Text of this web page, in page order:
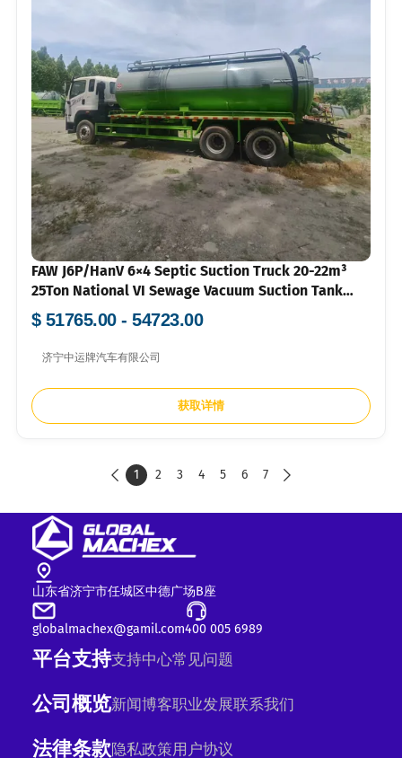
FAW J6P/HanV 6×4 Septic Suction Truck 20-22m³
25Ton National VI Sewage Vacuum Suction Tank
Truck
$ 51765.00 - 54723.00
济宁中运牌汽车有限公司
获取详情
 1 2 3 4 5 6 7 
山东省济宁市任城区中德广场B座
globalmachex@gamil.com400 005 6989
平台支持支持中心常见问题
公司概览新闻博客职业发展联系我们
法律条款隐私政策用户协议